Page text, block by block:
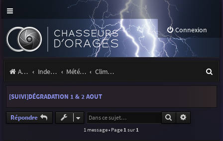
Connexion
Accueil Index du forum Météo et climatologie des orages Climatologie des orages
e
[SUIVI]DÉGRADATION 1 & 2 AOUT
Répondre Rechercher
1 message • Page 1 sur 1